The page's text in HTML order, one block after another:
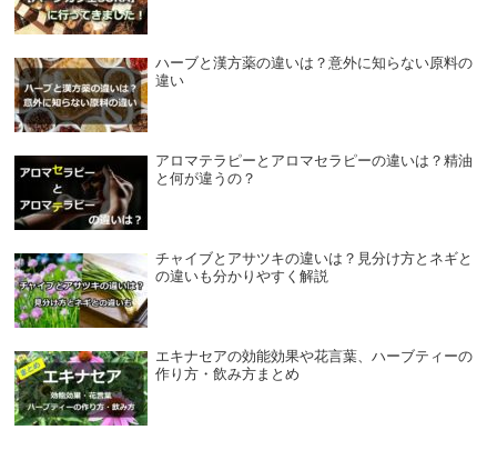
ハーブと漢方薬の違いは？意外に知らない原料の
違い
アロマテラピーとアロマセラピーの違いは？精油
と何が違うの？
チャイブとアサツキの違いは？見分け方とネギと
の違いも分かりやすく解説
エキナセアの効能効果や花言葉、ハーブティーの
作り方・飲み方まとめ